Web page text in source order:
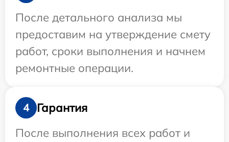
После детального анализа мы
предоставим на утверждение смету
работ, сроки выполнения и начнем
ремонтные операции.
4
Гарантия
После выполнения всех работ и